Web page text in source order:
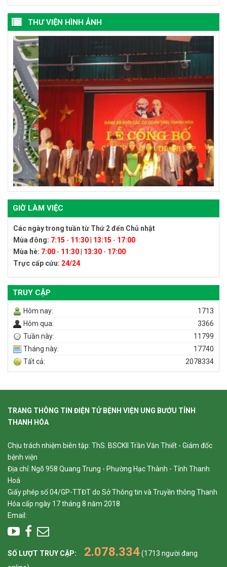
THƯ VIỆN HÌNH ẢNH
GIỜ LÀM VIỆC
Các ngày trong tuần từ Thứ 2 đến Chủ nhật
Mùa đông: 7:15 - 11:30 13:15 - 17:00
Mùa hè: 7:00 - 11:30 13:30 - 17:00
Trực cấp cứu: 24/24
TRUY CẬP
Hôm nay:
1713
Hôm qua:
3366
Tuần này:
11799
Tháng này:
17740
Tất cả:
2078334
TRANG THÔNG TIN ĐIỆN TỬ BỆNH VIỆN UNG BƯỚU TỈNH
THANH HÓA
Chịu trách nhiệm biên tập: ThS. BSCKII Trần Văn Thiết - Giám đốc
bệnh viện
Địa chỉ: Ngõ 958 Quang Trung - Phường Hạc Thành - Tỉnh Thanh
Hoá
Giấy phép số 04/GP-TTĐT do Sở Thông tin và Truyền thông Thanh
Hóa cấp ngày 17 tháng 8 năm 2018
Email:
SỐ LƯỢT TRUY CẬP: 2.078.334(1713 người đang